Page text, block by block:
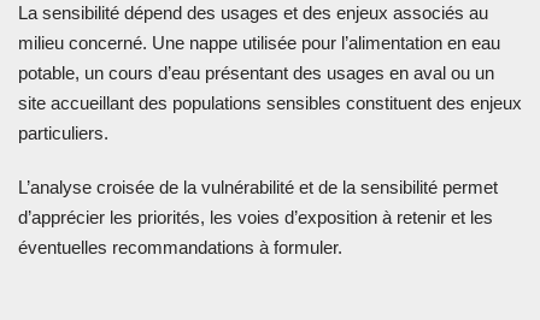
La sensibilité dépend des usages et des enjeux associés au
milieu concerné. Une nappe utilisée pour l’alimentation en eau
potable, un cours d’eau présentant des usages en aval ou un
site accueillant des populations sensibles constituent des enjeux
particuliers.
L’analyse croisée de la vulnérabilité et de la sensibilité permet
d’apprécier les priorités, les voies d’exposition à retenir et les
éventuelles recommandations à formuler.